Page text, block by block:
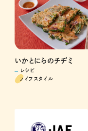
いかとにらのチヂミ
レシピ
ライフスタイル